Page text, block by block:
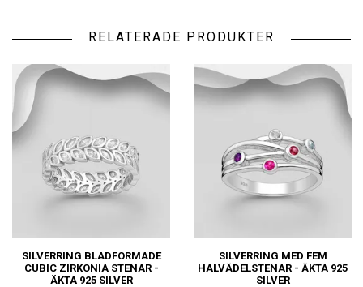
RELATERADE PRODUKTER
SILVERRING BLADFORMADE
CUBIC ZIRKONIA STENAR -
ÄKTA 925 SILVER
SILVERRING MED FEM
HALVÄDELSTENAR - ÄKTA 925
SILVER